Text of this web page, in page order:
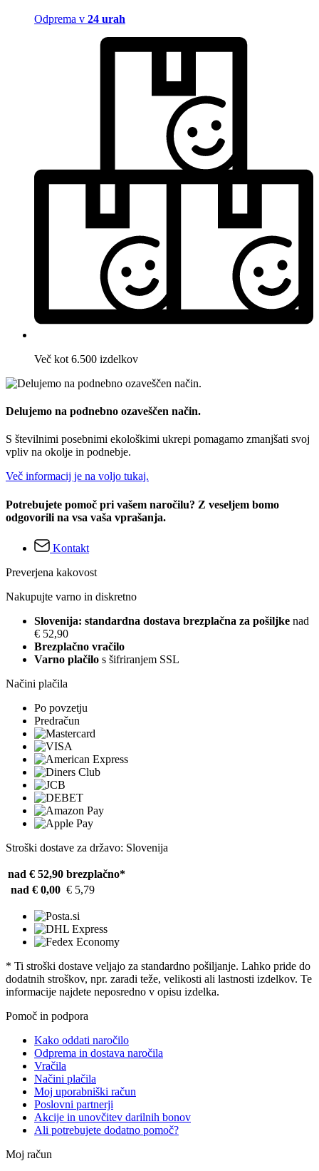
Odprema v 24 urah
Več kot 6.500 izdelkov
Delujemo na podnebno ozaveščen način.
S številnimi posebnimi ekološkimi ukrepi pomagamo zmanjšati svoj
vpliv na okolje in podnebje.
Več informacij je na voljo tukaj.
Potrebujete pomoč pri vašem naročilu? Z veseljem bomo
odgovorili na vsa vaša vprašanja.
Kontakt
Preverjena kakovost
Nakupujte varno in diskretno
Slovenija: standardna dostava brezplačna za pošiljke nad
€ 52,90
Brezplačno vračilo
Varno plačilo s šifriranjem SSL
Načini plačila
Po povzetju
Predračun
Stroški dostave za državo: Slovenija
nad € 52,90 brezplačno*
nad € 0,00 € 5,79
* Ti stroški dostave veljajo za standardno pošiljanje. Lahko pride do
dodatnih stroškov, npr. zaradi teže, velikosti ali lastnosti izdelkov. Te
informacije najdete neposredno v opisu izdelka.
Pomoč in podpora
Kako oddati naročilo
Odprema in dostava naročila
Vračila
Načini plačila
Moj uporabniški račun
Poslovni partnerji
Akcije in unovčitev darilnih bonov
Ali potrebujete dodatno pomoč?
Moj račun